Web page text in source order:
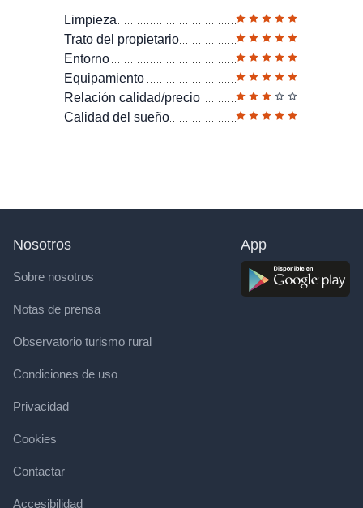
Limpieza
Trato del propietario
Entorno
Equipamiento
Relación calidad/precio
Calidad del sueño
Nosotros
Sobre nosotros
Notas de prensa
Observatorio turismo rural
Condiciones de uso
Privacidad
Cookies
Contactar
Accesibilidad
App